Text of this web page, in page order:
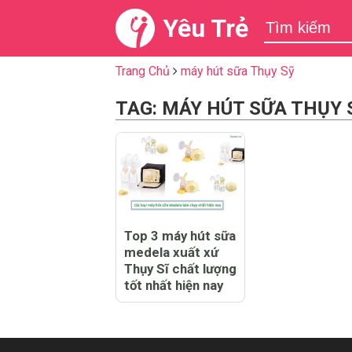
Yêu Trẻ
Trang Chủ máy hút sữa Thụy Sỹ
TAG: MÁY HÚT SỮA THỤY
Top 3 máy hút sữa
medela xuất xứ
Thụy Sĩ chất lượng
tốt nhất hiện nay